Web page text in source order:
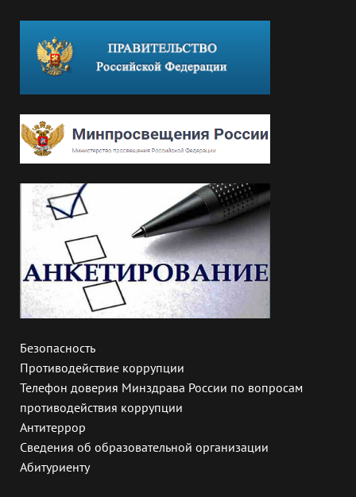
Безопасность
Противодействие коррупции
Телефон доверия Минздрава России по вопросам
противодействия коррупции
Антитеррор
Сведения об образовательной организации
Абитуриенту